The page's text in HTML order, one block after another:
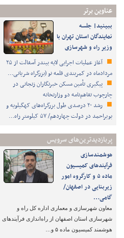
عناوین برتر
ببینید| جلسه
نمایندگان استان تهران با
وزیر راه و شهرسازی
آغاز عملیات اجرایی لایه بیندر آسفالت از ۲۵
مردادماه در کمربندی قلعه نو (بزرگراه شریانی…
پیگیری تأمین مسکن خبرنگاران زنجانی در
چارچوب تفاهم‌نامه دو وزارتخانه
رشد ۲۰ درصدی طول بزرگراه‌های کهگیلویه و
بویراحمد در دولت چهاردهم/ ۵۷ کیلومتر راه…
پربازدیدترین‌های سرویس
هوشمندسازی
فرآیندهای کمیسیون
ماده ۵ و کارگروه امور
زیربنایی در اصفهان/
گامی…
معاون شهرسازی و معماری اداره کل راه و
شهرسازی استان اصفهان از راه‌اندازی فرآیندهای
هوشمند کمیسیون ماده ۵ و…